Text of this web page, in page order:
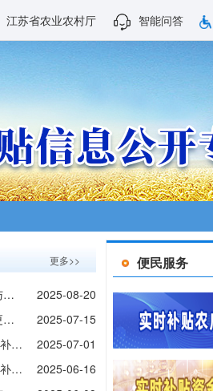
智能问答
江苏省农业农村厅
更多>>
2025年度滨海县享受农机购置与应用补贴的购机者信息表（...
2025-08-20
2025年度滨海县享受农机报废更新补贴的机主信息表（第二...
2025-07-15
2025年6月30日滨海县农机购置补贴资金使用进度表
2025-07-01
2025年6月15日滨海县农机购置补贴资金使用进度表
2025-06-16
便民服务